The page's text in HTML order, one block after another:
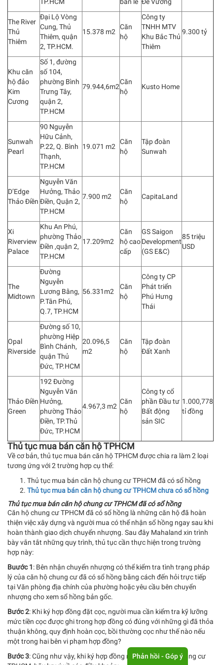
The River
Thủ
Thiêm
Đại Lộ Vòng
Cung, Thủ
Thiêm, quận
2, TP.HCM.
15.378 m2
Căn
hộ
Công ty
TNHH MTV
Khu Bắc Thủ
Thiêm
9.300 tỷ
Khu căn
hộ đảo
Kim
Cương
Số 1, đường
số 104,
phường Bình
Trưng Tây,
quận 2,
TP.HCM
79.944,6m2
Căn
hộ
Kusto Home
Sunwah
Pearl
90 Nguyễn
Hữu Cảnh,
P.22, Q. Bình
Thạnh,
TP.HCM
19.071 m2
Căn
hộ
Tập đoàn
Sunwah
D’Edge
Thảo Điền
Nguyễn Văn
Hưởng, Thảo
Điền, Quận 2,
TP.HCM
7.900 m2
Căn
hộ
CapitaLand
Xi
Riverview
Palace
Khu An Phú,
phường Thảo
Điền ,quận 2,
TP.HCM
17.209m2
Căn
hộ cao
cấp
GS Saigon
Development
(GS E&C)
85 triệu
USD
The
Midtown
Đường
Nguyễn
Lương Bằng,
P.Tân Phú,
Q.7, TP.HCM
56.331m2
Căn
hộ
Công ty CP
Phát triển
Phú Hưng
Thái
Opal
Riverside
Đường số 10,
phường Hiệp
Bình Chánh,
quận Thủ
Đức, TP.HCM
20.096,5
m2
Căn
hộ
Tập đoàn
Đất Xanh
Thảo Điền
Green
192 Đường
Nguyễn Văn
Hưởng,
phường Thảo
Điền, TP.Thủ
Đức, TP.HCM
4.967,3 m2
Căn
hộ
Công ty cổ
phần Đầu tư
Bất động
sản SIC
1.000,778
tỉ đồng
Thủ tục mua bán căn hộ TPHCM
Về cơ bản, thủ tục mua bán căn hộ TPHCM được chia ra làm 2 loại
tương ứng với 2 trường hợp cụ thể:
Thủ tục mua bán căn hộ chung cư TPHCM đã có sổ hồng
Thủ tục mua bán căn hộ chung cư TPHCM chưa có sổ hồng
Thủ tục mua bán căn hộ chung cư TPHCM đã có sổ hồng
Căn hộ chung cư TPHCM đã có sổ hồng là những căn hộ đã hoàn
thiện việc xây dựng và người mua có thể nhận sổ hồng ngay sau khi
hoàn thành giao dịch chuyển nhượng. Sau đây Mahaland xin trình
bày vắn tắt những quy trình, thủ tục cần thực hiện trong trường
hợp này:
Buước 1: Bên nhận chuyển nhượng có thể kiểm tra tình trạng pháp
lý của căn hộ chung cư đã có sổ hồng bằng cách đến hỏi trực tiếp
tại Văn phòng địa chính của phường hoặc yêu cầu bên chuyển
nhượng cho xem sổ hồng bản gốc.
Bước 2: Khi ký hợp đồng đặt cọc, người mua cần kiểm tra kỹ lưỡng
mức tiền cọc được ghi trong hợp đồng có đúng với những gì đã thỏa
thuận không, quy định hoàn cọc, bồi thường cọc như thế nào nếu
một trong hai bên vi phạm hợp đồng?
Bước 3: Cũng như vậy, khi ký hợp đồng mua bán căn hộ chung cư
Phản hồi - Góp ý